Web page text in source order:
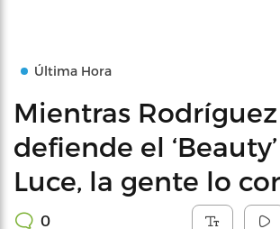
Última Hora
Mientras
defiende el
Luce, la gente lo
0